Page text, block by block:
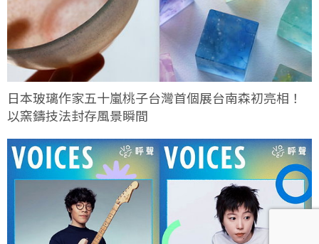
日本玻璃作家五十嵐桃子台灣首個展台南森初亮相！
以窯鑄技法封存風景瞬間